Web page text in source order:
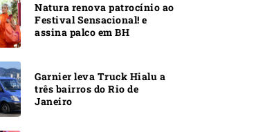
Natura renova patrocínio ao
Festival Sensacional! e
assina palco em BH
Garnier leva Truck Hialu a
três bairros do Rio de
Janeiro